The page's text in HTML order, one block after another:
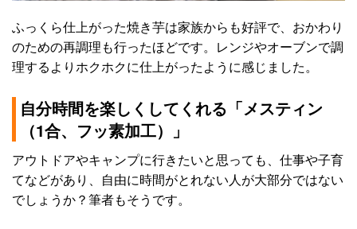
ふっくら仕上がった焼き芋は家族からも好評で、おかわり
のための再調理も行ったほどです。レンジやオーブンで調
理するよりホクホクに仕上がったように感じました。
自分時間を楽しくしてくれる「メスティン
（1合、フッ素加工）」
アウトドアやキャンプに行きたいと思っても、仕事や子育
てなどがあり、自由に時間がとれない人が大部分ではない
でしょうか？筆者もそうです。